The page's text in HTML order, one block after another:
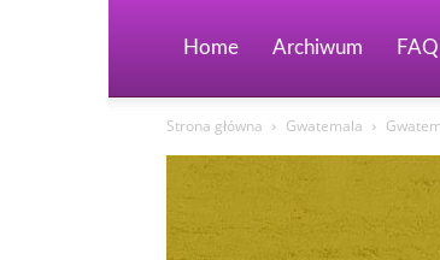
Home Archiwum FAQ
Strona główna Gwatemala